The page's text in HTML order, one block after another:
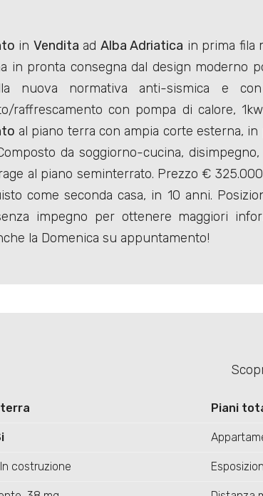
in Vendita ad Alba Adriatica in prima fila
in pronta consegna dal design moderno
nuova normativa anti-sismica e
raffrescamento con pompa di calore,
al piano terra con ampia corte esterna,
da soggiorno-cucina,
al piano seminterrato. Prezzo €
come seconda casa, in 10 anni.
impegno per ottenere maggiori
la Domenica su appuntamento!
terra Piani
costruzione